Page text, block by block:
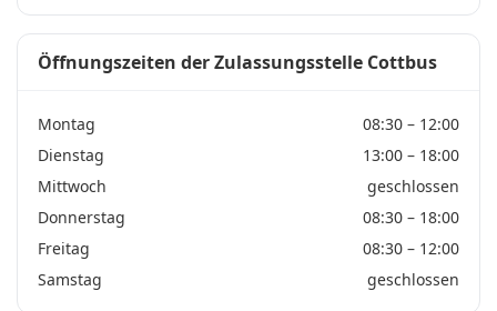
Öffnungszeiten der Zulassungsstelle Cottbus
Montag
08:30 – 12:00
Dienstag
13:00 – 18:00
Mittwoch
geschlossen
Donnerstag
08:30 – 18:00
Freitag
08:30 – 12:00
Samstag
geschlossen